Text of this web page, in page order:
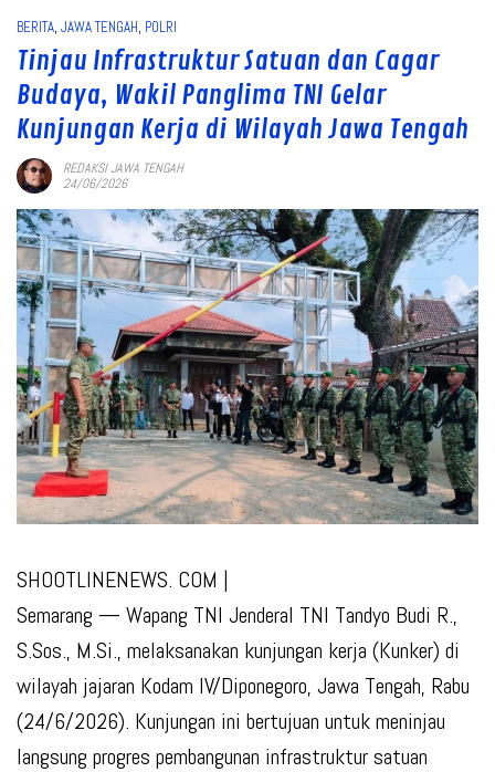
BERITA, JAWA TENGAH, POLRI
Tinjau Infrastruktur Satuan dan Cagar
Budaya, Wakil Panglima TNI Gelar
Kunjungan Kerja di Wilayah Jawa Tengah
REDAKSI JAWA TENGAH
24/06/2026
SHOOTLINENEWS. COM |
Semarang — Wapang TNI Jenderal TNI Tandyo Budi R.,
S.Sos., M.Si., melaksanakan kunjungan kerja (Kunker) di
wilayah jajaran Kodam IV/Diponegoro, Jawa Tengah, Rabu
(24/6/2026). Kunjungan ini bertujuan untuk meninjau
langsung progres pembangunan infrastruktur satuan